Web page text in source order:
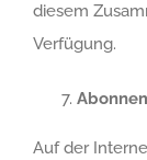
diesem
Verfügung.
Auf der